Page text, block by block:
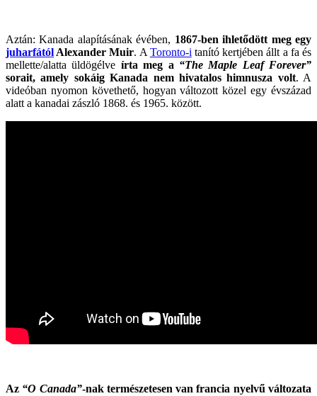
Aztán: Kanada alapításának évében, 1867-ben ihletődött meg egy
juharfától Alexander Muir. A Toronto-i tanító kertjében állt a fa és
mellette/alatta üldögélve írta meg a “The Maple Leaf Forever”
sorait, amely sokáig Kanada nem hivatalos himnusza volt. A
videóban nyomon követhető, hogyan változott közel egy évszázad
alatt a kanadai zászló 1868. és 1965. között.
Az “O Canada”-nak természetesen van francia nyelvű változata